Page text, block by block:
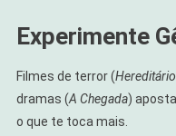
Experimente
Filmes de terror (Hereditário
dramas (A Chegada)
o que te toca mais.